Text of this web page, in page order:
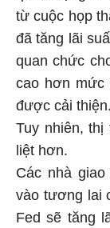
từ cuộc họp
đã tăng lãi
quan chức
cao hơn mức
được cải thiện.
Tuy nhiên,
liệt hơn.
Các nhà
vào tương lai
Fed sẽ tăng